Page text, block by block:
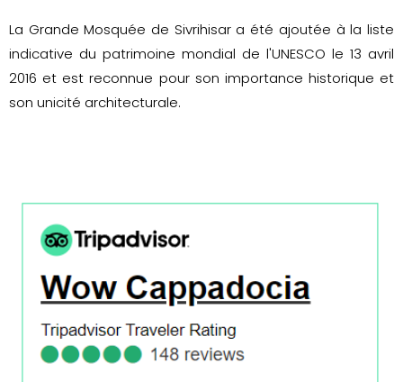
La Grande Mosquée de Sivrihisar a été ajoutée à la liste
indicative du patrimoine mondial de l'UNESCO le 13 avril
2016 et est reconnue pour son importance historique et
son unicité architecturale.